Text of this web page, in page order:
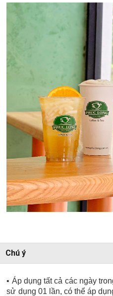
Chú ý
• Áp dụng tất cả các ngày
sử dụng 01 lần, có thể áp